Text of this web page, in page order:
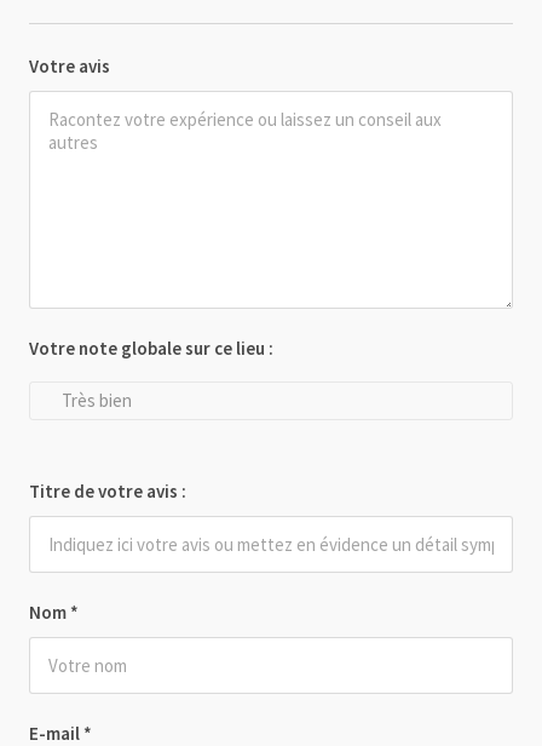
Votre avis
Nom *
E-mail *
Votre note globale sur ce lieu :
Très bien
Titre de votre avis :